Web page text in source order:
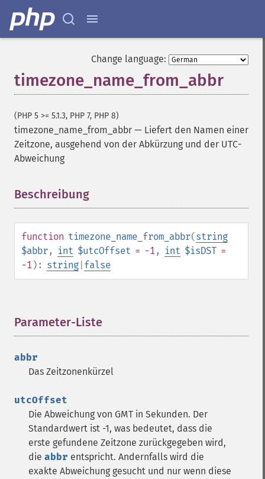
Change language:
timezone_name_from_abbr
(PHP 5 >= 5.1.3, PHP 7, PHP 8)
timezone_name_from_abbr — Liefert den Namen einer
Zeitzone, ausgehend von der Abkürzung und der UTC-
Abweichung
Beschreibung
function timezone_name_from_abbr(string
$abbr, int $utcOffset = -1, int $isDST =
-1): string false
Parameter-Liste
abbr
Das Zeitzonenkürzel
utcOffset
Die Abweichung von GMT in Sekunden. Der
Standardwert ist -1, was bedeutet, dass die
erste gefundene Zeitzone zurückgegeben wird,
die abbr entspricht. Andernfalls wird die
exakte Abweichung gesucht und nur wenn diese